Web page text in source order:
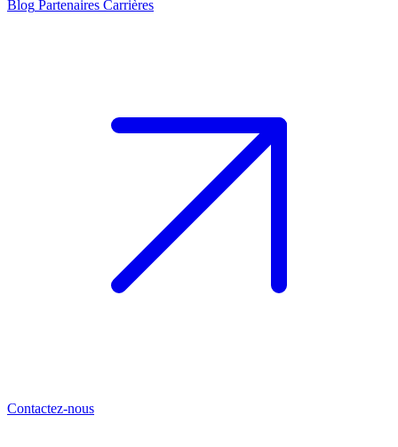
Blog Partenaires Carrières
Contactez-nous